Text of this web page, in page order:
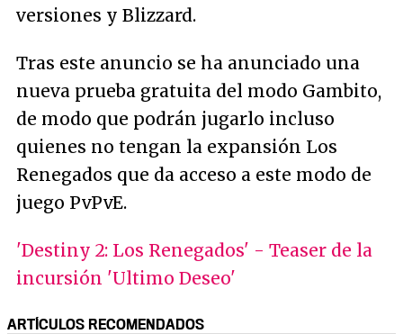
versiones y Blizzard.
Tras este anuncio se ha anunciado una
nueva prueba gratuita del modo Gambito,
de modo que podrán jugarlo incluso
quienes no tengan la expansión Los
Renegados que da acceso a este modo de
juego PvPvE.
'Destiny 2: Los Renegados' - Teaser de la
incursión 'Ultimo Deseo'
ARTÍCULOS RECOMENDADOS